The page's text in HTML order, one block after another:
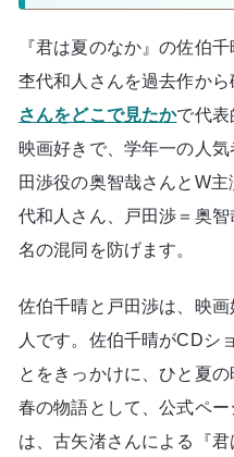
『君は夏のなか』の佐伯
杢代和人さんを過去作か
さんをどこで見たかで代表
映画好きで、学年一の人
田渉役の奥智哉さんとW
代和人さん、戸田渉＝奥
名の混同を防げます。
佐伯千晴と戸田渉は、映
人です。佐伯千晴がCDシ
とをきっかけに、ひと夏
春の物語として、公式ペ
は、古矢渚さんによる『